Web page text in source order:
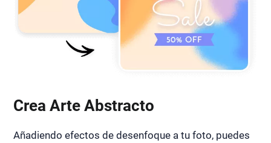
Crea Arte Abstracto
Añadiendo efectos de desenfoque a tu foto, puedes